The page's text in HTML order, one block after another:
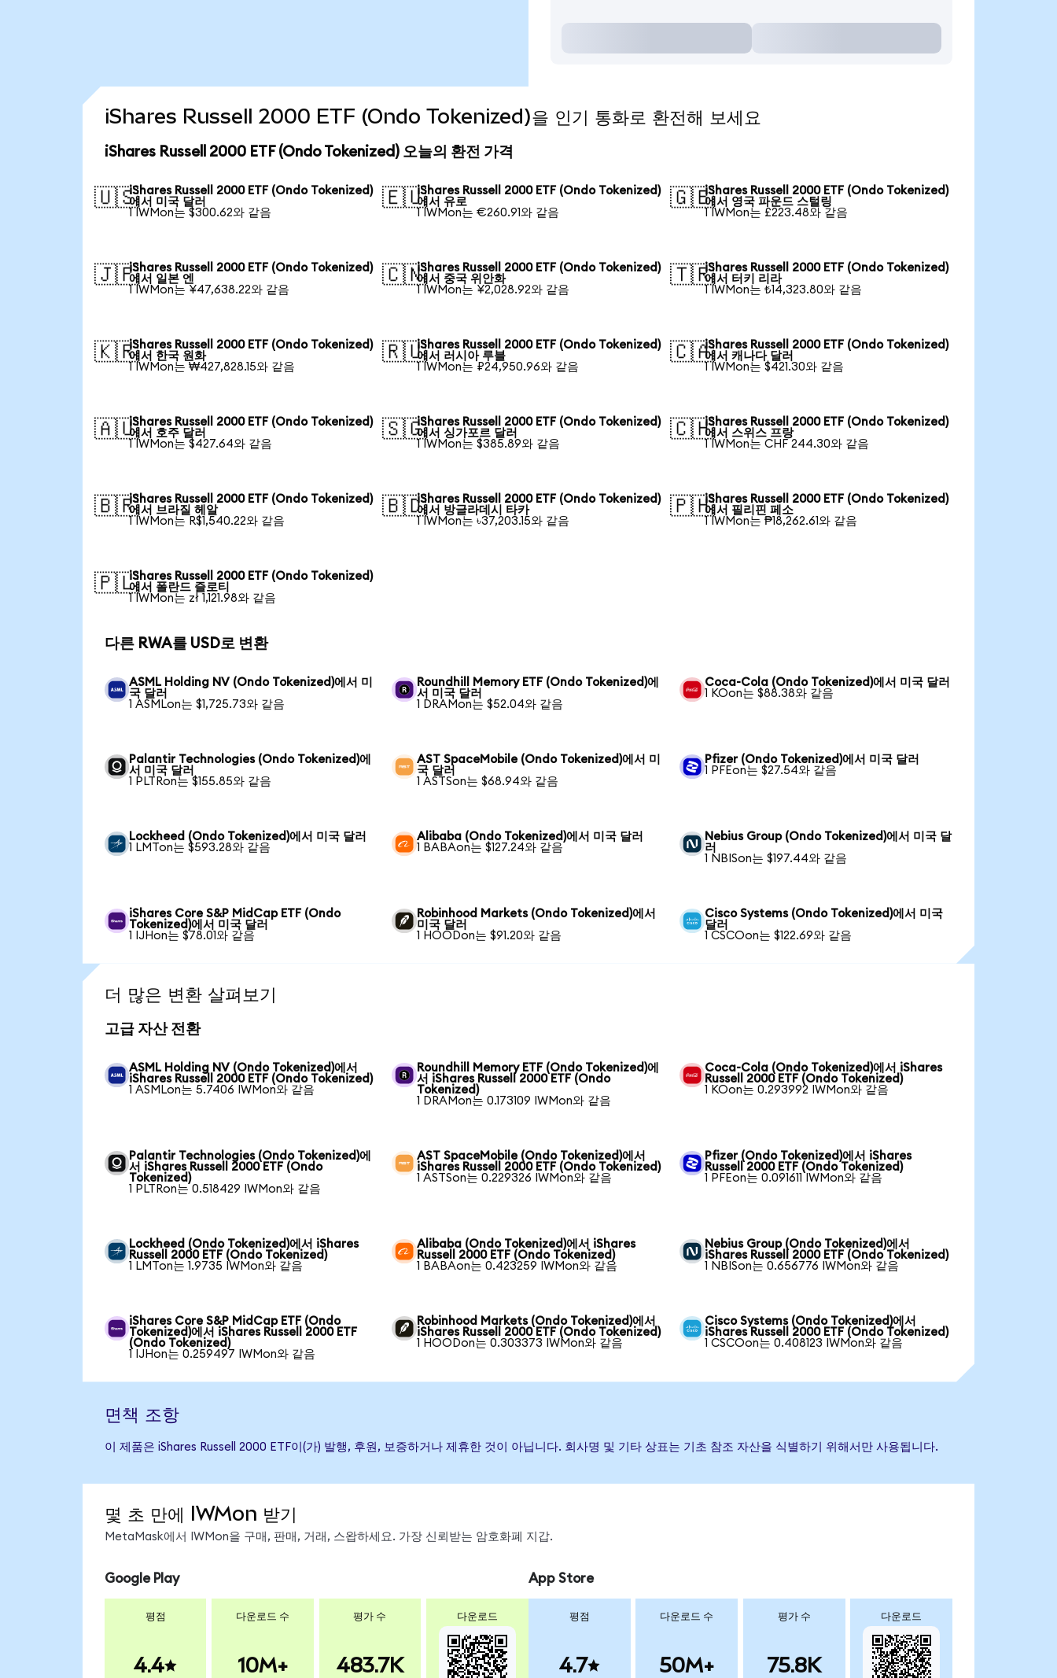
iShares Russell 2000 ETF (Ondo Tokenized)을 인기 통화로 환전해 보세요
iShares Russell 2000 ETF (Ondo Tokenized) 오늘의 환전 가격
🇺🇸iShares Russell 2000 ETF (Ondo Tokenized)
에서 미국 달러
1 IWMon는 $300.62와 같음
🇪🇺iShares Russell 2000 ETF (Ondo Tokenized)
에서 유로
1 IWMon는 €260.91와 같음
🇬🇧iShares Russell 2000 ETF (Ondo Tokenized)
에서 영국 파운드 스털링
1 IWMon는 £223.48와 같음
🇯🇵iShares Russell 2000 ETF (Ondo Tokenized)
에서 일본 엔
1 IWMon는 ¥47,638.22와 같음
🇨🇳iShares Russell 2000 ETF (Ondo Tokenized)
에서 중국 위안화
1 IWMon는 ¥2,028.92와 같음
🇹🇷iShares Russell 2000 ETF (Ondo Tokenized)
에서 터키 리라
1 IWMon는 ₺14,323.80와 같음
🇰🇷iShares Russell 2000 ETF (Ondo Tokenized)
에서 한국 원화
1 IWMon는 ₩427,828.15와 같음
🇷🇺iShares Russell 2000 ETF (Ondo Tokenized)
에서 러시아 루블
1 IWMon는 ₽24,950.96와 같음
🇨🇦iShares Russell 2000 ETF (Ondo Tokenized)
에서 캐나다 달러
1 IWMon는 $421.30와 같음
🇦🇺iShares Russell 2000 ETF (Ondo Tokenized)
에서 호주 달러
1 IWMon는 $427.64와 같음
🇸🇬iShares Russell 2000 ETF (Ondo Tokenized)
에서 싱가포르 달러
1 IWMon는 $385.89와 같음
🇨🇭iShares Russell 2000 ETF (Ondo Tokenized)
에서 스위스 프랑
1 IWMon는 CHF 244.30와 같음
🇧🇷iShares Russell 2000 ETF (Ondo Tokenized)
에서 브라질 헤알
1 IWMon는 R$1,540.22와 같음
🇧🇩iShares Russell 2000 ETF (Ondo Tokenized)
에서 방글라데시 타카
1 IWMon는 ৳37,203.15와 같음
🇵🇭iShares Russell 2000 ETF (Ondo Tokenized)
에서 필리핀 페소
1 IWMon는 ₱18,262.61와 같음
🇵🇱iShares Russell 2000 ETF (Ondo Tokenized)
에서 폴란드 즐로티
1 IWMon는 zł 1,121.98와 같음
다른 RWA를 USD로 변환
ASML Holding NV (Ondo Tokenized)에서 미
국 달러
1 ASMLon는 $1,725.73와 같음
Roundhill Memory ETF (Ondo Tokenized)에
서 미국 달러
1 DRAMon는 $52.04와 같음
Coca-Cola (Ondo Tokenized)에서 미국 달러
1 KOon는 $88.38와 같음
Palantir Technologies (Ondo Tokenized)에
서 미국 달러
1 PLTRon는 $155.85와 같음
AST SpaceMobile (Ondo Tokenized)에서 미
국 달러
1 ASTSon는 $68.94와 같음
Pfizer (Ondo Tokenized)에서 미국 달러
1 PFEon는 $27.54와 같음
Lockheed (Ondo Tokenized)에서 미국 달러
1 LMTon는 $593.28와 같음
Alibaba (Ondo Tokenized)에서 미국 달러
1 BABAon는 $127.24와 같음
Nebius Group (Ondo Tokenized)에서 미국 달
러
1 NBISon는 $197.44와 같음
iShares Core S&P MidCap ETF (Ondo
Tokenized)에서 미국 달러
1 IJHon는 $78.01와 같음
Robinhood Markets (Ondo Tokenized)에서
미국 달러
1 HOODon는 $91.20와 같음
Cisco Systems (Ondo Tokenized)에서 미국
달러
1 CSCOon는 $122.69와 같음
더 많은 변환 살펴보기
고급 자산 전환
ASML Holding NV (Ondo Tokenized)에서
iShares Russell 2000 ETF (Ondo Tokenized)
1 ASMLon는 5.7406 IWMon와 같음
Roundhill Memory ETF (Ondo Tokenized)에
서 iShares Russell 2000 ETF (Ondo
Tokenized)
1 DRAMon는 0.173109 IWMon와 같음
Coca-Cola (Ondo Tokenized)에서 iShares
Russell 2000 ETF (Ondo Tokenized)
1 KOon는 0.293992 IWMon와 같음
Palantir Technologies (Ondo Tokenized)에
서 iShares Russell 2000 ETF (Ondo
Tokenized)
1 PLTRon는 0.518429 IWMon와 같음
AST SpaceMobile (Ondo Tokenized)에서
iShares Russell 2000 ETF (Ondo Tokenized)
1 ASTSon는 0.229326 IWMon와 같음
Pfizer (Ondo Tokenized)에서 iShares
Russell 2000 ETF (Ondo Tokenized)
1 PFEon는 0.091611 IWMon와 같음
Lockheed (Ondo Tokenized)에서 iShares
Russell 2000 ETF (Ondo Tokenized)
1 LMTon는 1.9735 IWMon와 같음
Alibaba (Ondo Tokenized)에서 iShares
Russell 2000 ETF (Ondo Tokenized)
1 BABAon는 0.423259 IWMon와 같음
Nebius Group (Ondo Tokenized)에서
iShares Russell 2000 ETF (Ondo Tokenized)
1 NBISon는 0.656776 IWMon와 같음
iShares Core S&P MidCap ETF (Ondo
Tokenized)에서 iShares Russell 2000 ETF
(Ondo Tokenized)
1 IJHon는 0.259497 IWMon와 같음
Robinhood Markets (Ondo Tokenized)에서
iShares Russell 2000 ETF (Ondo Tokenized)
1 HOODon는 0.303373 IWMon와 같음
Cisco Systems (Ondo Tokenized)에서
iShares Russell 2000 ETF (Ondo Tokenized)
1 CSCOon는 0.408123 IWMon와 같음
면책 조항
이 제품은 iShares Russell 2000 ETF이(가) 발행, 후원, 보증하거나 제휴한 것이 아닙니다. 회사명 및 기타 상표는 기초 참조 자산을 식별하기 위해서만 사용됩니다.
몇 초 만에 IWMon 받기
MetaMask에서 IWMon을 구매, 판매, 거래, 스왑하세요. 가장 신뢰받는 암호화폐 지갑.
Google Play
평점
4.4
다운로드 수
10M+
평가 수
483.7K
다운로드
App Store
평점
4.7
다운로드 수
50M+
평가 수
75.8K
다운로드